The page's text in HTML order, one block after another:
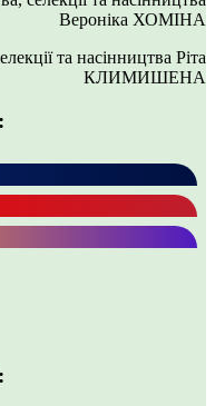
Вероніка ХОМІНА
та насінництва Ріта
КЛИМИШЕНА